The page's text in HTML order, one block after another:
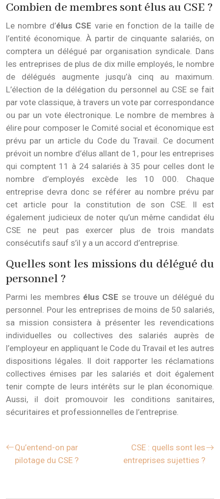
Combien de membres sont élus au CSE ?
Le nombre d’élus CSE varie en fonction de la taille de
l’entité économique. À partir de cinquante salariés, on
comptera un délégué par organisation syndicale. Dans
les entreprises de plus de dix mille employés, le nombre
de délégués augmente jusqu’à cinq au maximum.
L’élection de la délégation du personnel au CSE se fait
par vote classique, à travers un vote par correspondance
ou par un vote électronique. Le nombre de membres à
élire pour composer le Comité social et économique est
prévu par un article du Code du Travail. Ce document
prévoit un nombre d’élus allant de 1, pour les entreprises
qui comptent 11 à 24 salariés à 35 pour celles dont le
nombre d’employés excède les 10 000. Chaque
entreprise devra donc se référer au nombre prévu par
cet article pour la constitution de son CSE. Il est
également judicieux de noter qu’un même candidat élu
CSE ne peut pas exercer plus de trois mandats
consécutifs sauf s’il y a un accord d’entreprise.
Quelles sont les missions du délégué du
personnel ?
Parmi les membres élus CSE se trouve un délégué du
personnel. Pour les entreprises de moins de 50 salariés,
sa mission consistera à présenter les revendications
individuelles ou collectives des salariés auprès de
l’employeur en appliquant le Code du Travail et les autres
dispositions légales. Il doit rapporter les réclamations
collectives émises par les salariés et doit également
tenir compte de leurs intérêts sur le plan économique.
Aussi, il doit promouvoir les conditions sanitaires,
sécuritaires et professionnelles de l’entreprise.
Qu’entend-on par
pilotage du CSE ?
CSE : quells sont les
entreprises sujetties ?